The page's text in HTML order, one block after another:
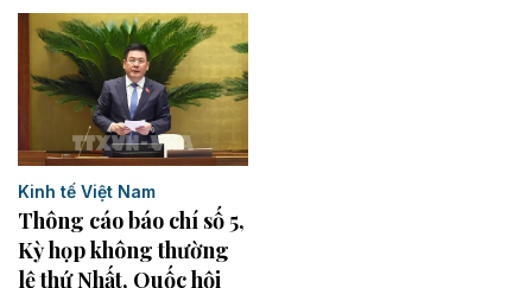
Kinh tế Việt Nam
Thông cáo báo chí số 5,
Kỳ họp không thường
lệ thứ Nhất, Quốc hội